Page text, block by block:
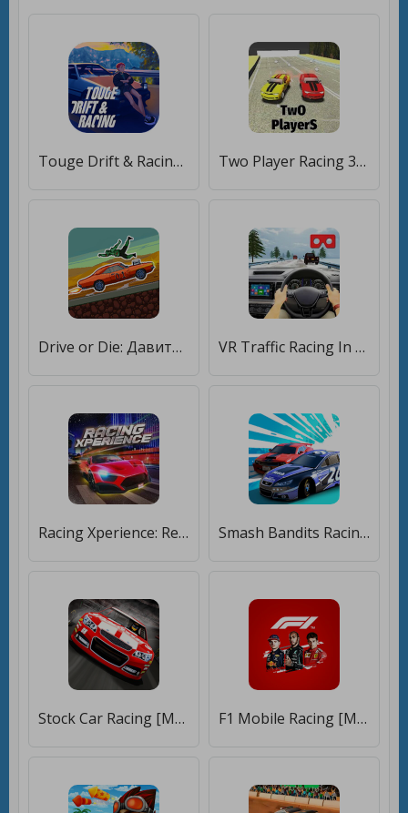
Touge Drift & Racing [Много монет] Two Player Racing 3D - 2 Player Car Race [Много монет]
Drive or Die: Давить зомби Pixel Earn to Racing [Много монет] VR Traffic Racing In Car Drive [Много монет]
Racing Xperience: Real Race [Много монет] Smash Bandits Racing [Много монет]
Stock Car Racing [Много монет] F1 Mobile Racing [Много монет]